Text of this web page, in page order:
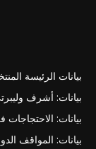
بيانات الرئيسة
بيانات: أشرف
بيانات: الاحتجاجات
بيانات: المواقف